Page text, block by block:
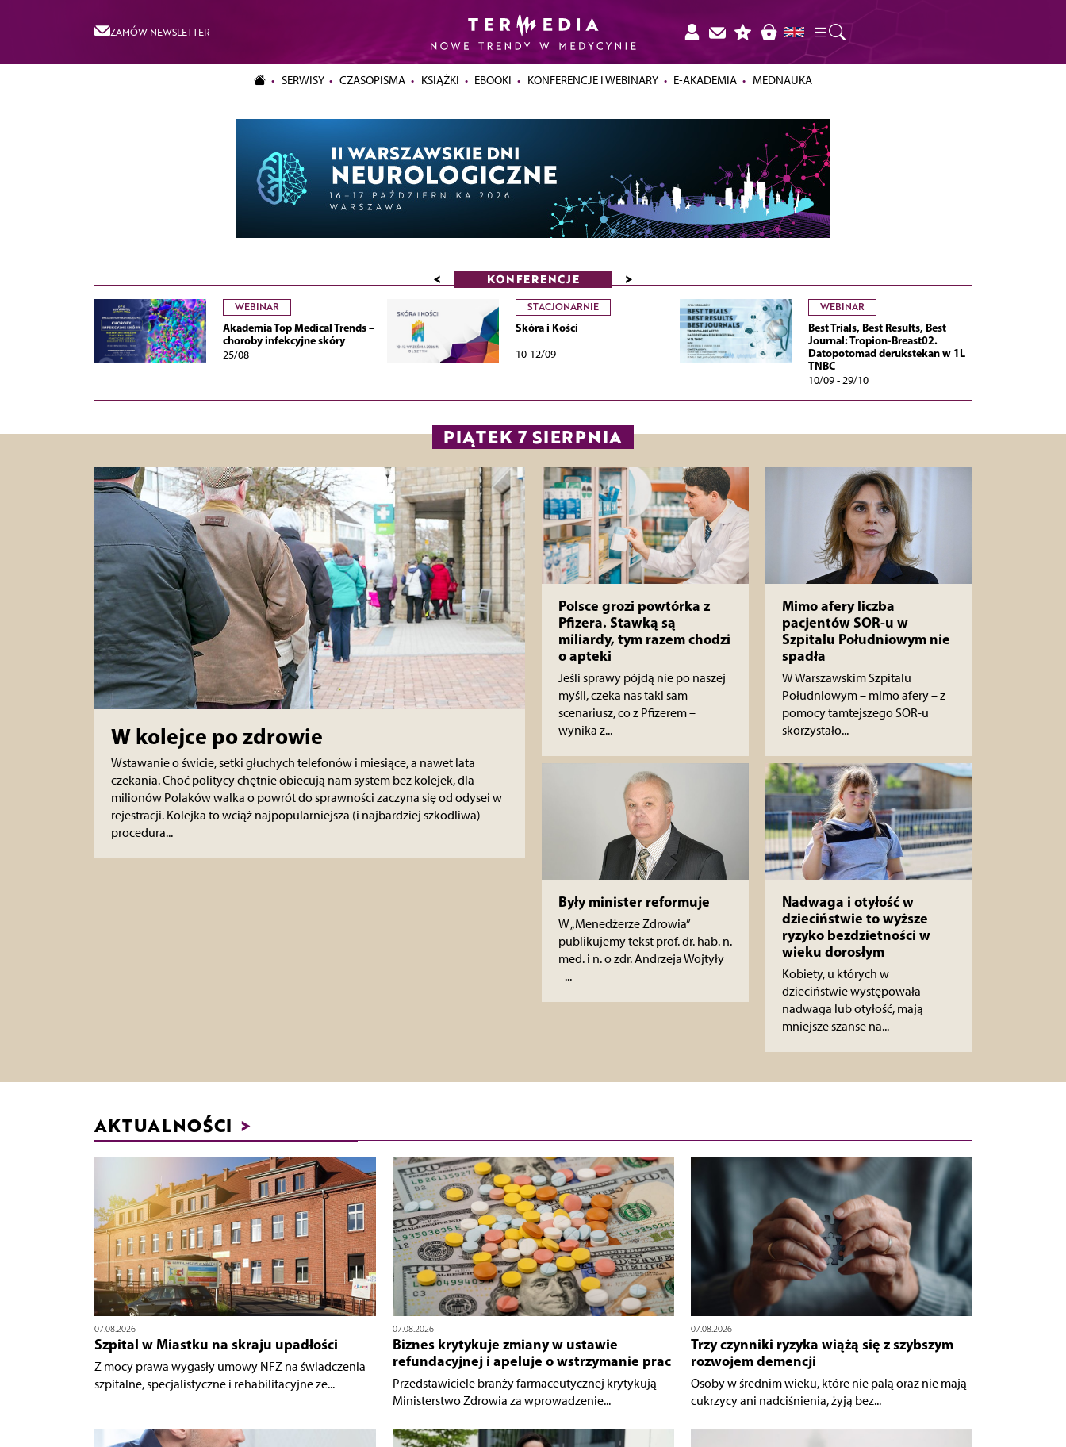
ZAMÓW NEWSLETTER
SERWISY CZASOPISMA KSIĄŻKI EBOOKI KONFERENCJE I WEBINARY E-AKADEMIA MEDNAUKA
< KONFERENCJE >
WEBINAR
Akademia Top Medical Trends –
choroby infekcyjne skóry
25/08
STACJONARNIE
Skóra i Kości
10-12/09
WEBINAR
Best Trials, Best Results, Best
Journal: Tropion-Breast02.
Datopotomad derukstekan w 1L
TNBC
10/09 - 29/10
PIĄTEK 7 SIERPNIA
W kolejce po zdrowie
Wstawanie o świcie, setki głuchych telefonów i miesiące, a nawet lata
czekania. Choć politycy chętnie obiecują nam system bez kolejek, dla
milionów Polaków walka o powrót do sprawności zaczyna się od odysei w
rejestracji. Kolejka to wciąż najpopularniejsza (i najbardziej szkodliwa)
procedura...
Polsce grozi powtórka z
Pfizera. Stawką są
miliardy, tym razem chodzi
o apteki
Jeśli sprawy pójdą nie po naszej
myśli, czeka nas taki sam
scenariusz, co z Pfizerem –
wynika z...
Były minister reformuje
W „Menedżerze Zdrowia”
publikujemy tekst prof. dr. hab. n.
med. i n. o zdr. Andrzeja Wojtyły
–...
Mimo afery liczba
pacjentów SOR-u w
Szpitalu Południowym nie
spadła
W Warszawskim Szpitalu
Południowym – mimo afery – z
pomocy tamtejszego SOR-u
skorzystało...
Nadwaga i otyłość w
dzieciństwie to wyższe
ryzyko bezdzietności w
wieku dorosłym
Kobiety, u których w
dzieciństwie występowała
nadwaga lub otyłość, mają
mniejsze szanse na...
AKTUALNOŚCI >
07.08.2026
Szpital w Miastku na skraju upadłości
Z mocy prawa wygasły umowy NFZ na świadczenia
szpitalne, specjalistyczne i rehabilitacyjne ze...
07.08.2026
Biznes krytykuje zmiany w ustawie
refundacyjnej i apeluje o wstrzymanie prac
Przedstawiciele branży farmaceutycznej krytykują
Ministerstwo Zdrowia za wprowadzenie...
07.08.2026
Trzy czynniki ryzyka wiążą się z szybszym
rozwojem demencji
Osoby w średnim wieku, które nie palą oraz nie mają
cukrzycy ani nadciśnienia, żyją bez...